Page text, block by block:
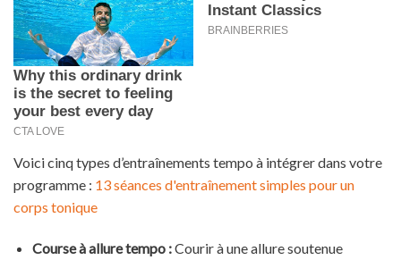
Voici cinq types d’entraînements tempo à intégrer dans votre
programme : 13 séances d'entraînement simples pour un
corps tonique
Course à allure tempo :Courir à une allure soutenue